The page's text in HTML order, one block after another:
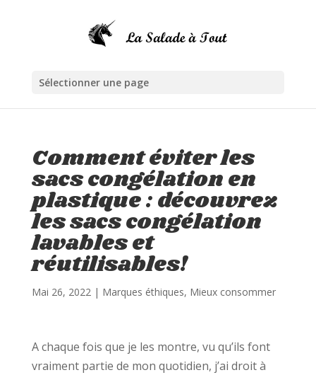
Sélectionner une page
Comment éviter les
sacs congélation en
plastique : découvrez
les sacs congélation
lavables et
réutilisables!
Mai 26, 2022| Marques éthiques, Mieux consommer
A chaque fois que je les montre, vu qu’ils font
vraiment partie de mon quotidien, j’ai droit à